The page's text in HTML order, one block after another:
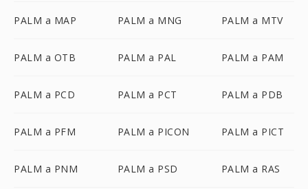
PALM a MAP PALM a MNG PALM a MTV
PALM a OTB PALM a PAL PALM a PAM
PALM a PCD PALM a PCT PALM a PDB
PALM a PFM PALM a PICON PALM a PICT
PALM a PNM PALM a PSD PALM a RAS